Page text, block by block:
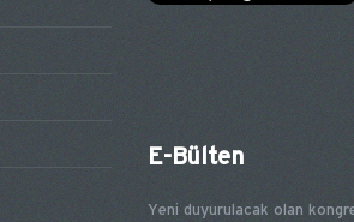
E-Bülten
Yeni duyurulacak olan